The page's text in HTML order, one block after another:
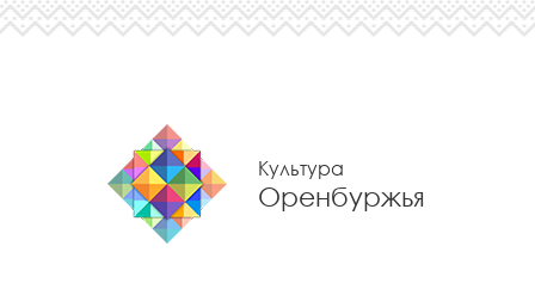
Культура
Оренбуржья